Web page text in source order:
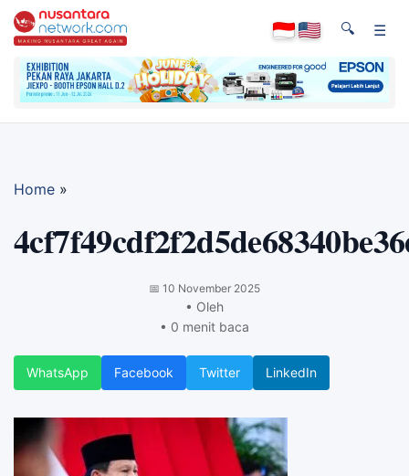
🔍 ☰
Home »
📅 10 November 2025
• Oleh
• 0 menit baca
WhatsApp Facebook Twitter LinkedIn